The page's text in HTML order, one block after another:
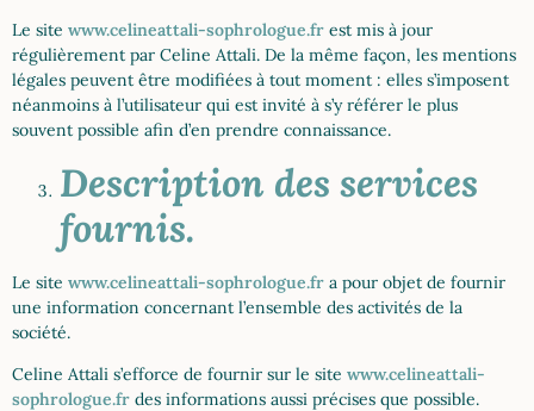
Le site www.celineattali-sophrologue.fr est mis à jour
régulièrement par Celine Attali. De la même façon, les mentions
légales peuvent être modifiées à tout moment : elles s’imposent
néanmoins à l’utilisateur qui est invité à s’y référer le plus
souvent possible afin d’en prendre connaissance.
Description des services
fournis.
Le site www.celineattali-sophrologue.fr a pour objet de fournir
une information concernant l’ensemble des activités de la
société.
Celine Attali s’efforce de fournir sur le site www.celineattali-
sophrologue.fr des informations aussi précises que possible.